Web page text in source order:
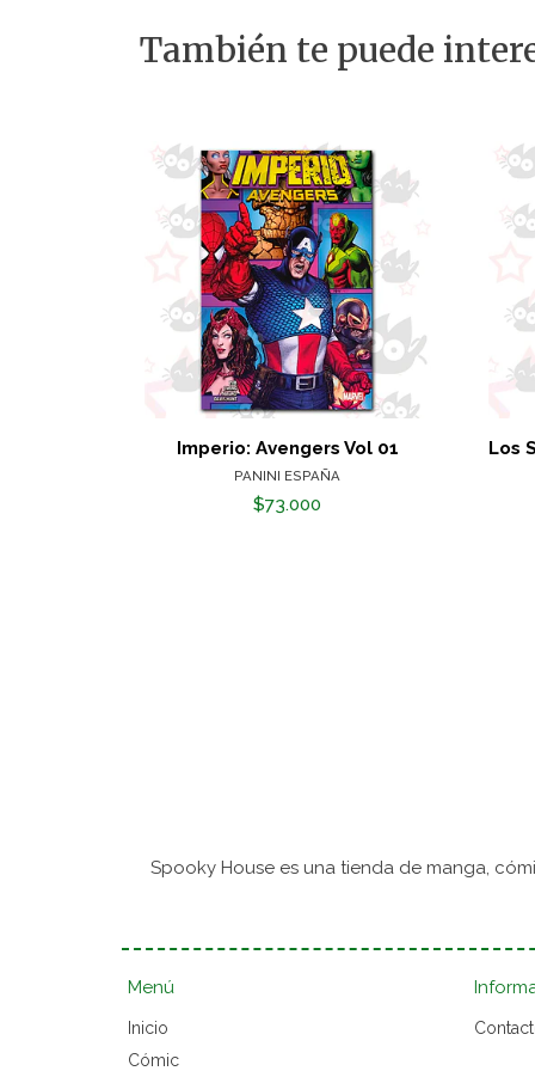
También te puede
Imperio: Avengers Vol 01
PANINI ESPAÑA
$73.000
Los
Spooky House es una tienda de manga,
Menú
Inicio
Cómic